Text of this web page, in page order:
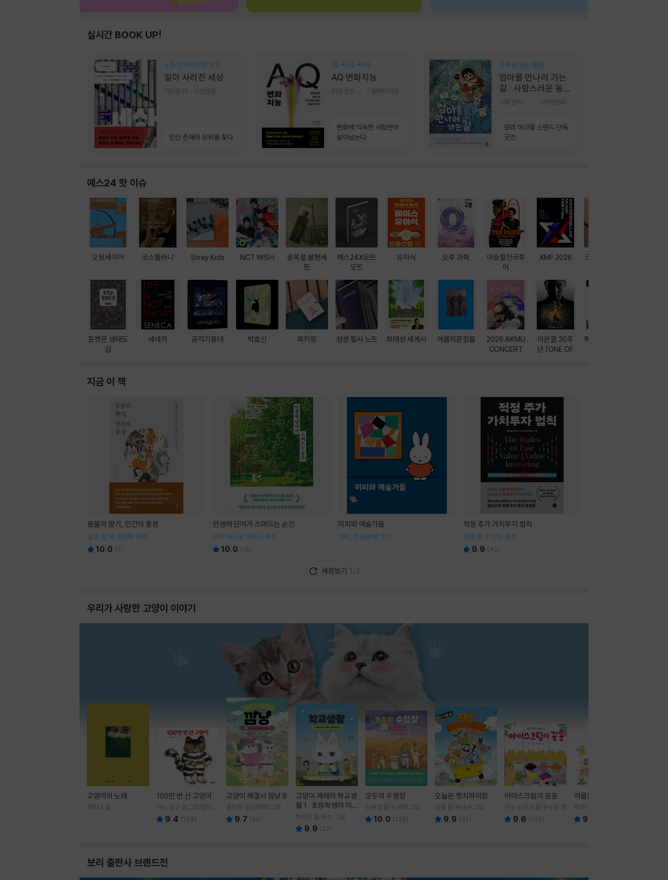
실시간 BOOK UP!
노동이 아니라면 무엇
일이 사라진 세상
이진우 저 다산초당
인간 존재의 당위를 찾다
IQ→EQ→AQ
AQ 변화지능
변화에 익숙한 사람만이
살아남는다
동화로 읽는 웹툰
엄마를 만나러 가는
길 : 사랑스러운 동그
라미
다산어린이
모리 아크릴 스탠드 단독
굿즈
예스24 핫 이슈
오뒷세이아
포켓몬 생태도
감
코스톨라니
세네카
Stray Kids
공각기동대
NCT WISH
박효신
광복절 볼펜세
트
북키링
예스24X모트
모트
성경 필사 노트
유아식
최태성 세계사
오투 과학
여름의문장들
이승철전국투
어
2026 AKMU
CONCERT
XMF 2026
이은결 30주
년 [ONE OF
크레마 이북 리
뚝딱! AI 3대장
지금 이 책
동물의 향기, 인간의 풍경
숲과 길 위 생명의 여정
10.0 (1 )
인생에 단어가 스며드는 순간
단어 하나로 바뀌는 세상
10.0 (16)
미피와 예술가들
미피, 미술관에 가다
적정 주가 가치투자 법칙
평생 쓸 수 있는 원칙
9.9 (42)
새로보기 1/3
우리가 사랑한 고양이 이야기
고양이의 노래
이미나 글
100만 번 산 고양이
사노 요코 글,그림/김난주
역 9.4 (124)
고양이 해결사 깜냥 9
홍민정 글/김재희 그림
9.7 (60)
고양이 제제의 학교생
활 1 : 초등학생이 이
렇게 힘들 줄이야
이승민 글/온수 그림
9.9 ( 27)
모두의 수영장
신현경 글/노예지 그림
10.0 (126)
오늘은 캣치하이킹
서율 글/윤태규 그림
9.9 (41 )
아이스크림이 꽁꽁
구도 노리코 글/윤수정 역
9.6 (103)
여름을 부탁해
토마쓰리 글그림
9.8
보리 출판사 브랜드전